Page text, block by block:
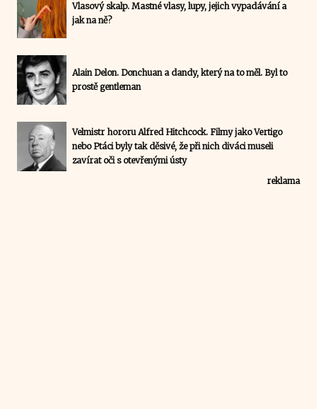
Vlasový skalp. Mastné vlasy, lupy, jejich vypadávání a
jak na ně?
Alain Delon. Donchuan a dandy, který na to měl. Byl to
prostě gentleman
Velmistr hororu Alfred Hitchcock. Filmy jako Vertigo
nebo Ptáci byly tak děsivé, že při nich diváci museli
zavírat oči s otevřenými ústy
reklama